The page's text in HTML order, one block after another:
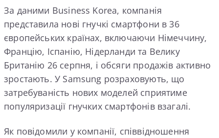
За даними Business Korea, компанія
представила нові гнучкі смартфони в 36
європейських країнах, включаючи Німеччину,
Францію, Іспанію, Нідерланди та Велику
Британію 26 серпня, і обсяги продажів активно
зростають. У Samsung розраховують, що
затребуваність нових моделей сприятиме
популяризації гнучких смартфонів взагалі.
Як повідомили у компанії, співвідношення